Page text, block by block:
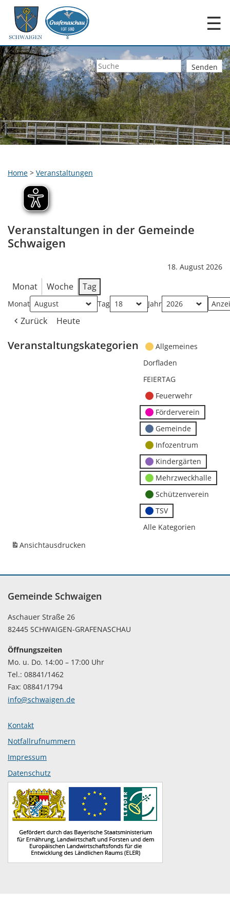
☰
Home > Veranstaltungen
Veranstaltungen in der Gemeinde
Schwaigen
18. August 2026
Monat Woche Tag
Monat Tag Jahr
Zurück Heute
Veranstaltungskategorien
Allgemeines
Dorfladen
FEIERTAG
Feuerwehr
Förderverein
Gemeinde
Infozentrum
Kindergärten
Mehrzweckhalle
Schützenverein
TSV
Alle Kategorien
Ansichtausdrucken
Gemeinde Schwaigen
Aschauer Straße 26
82445 SCHWAIGEN-GRAFENASCHAU
Öffnungszeiten
Mo. u. Do. 14:00 – 17:00 Uhr
Tel.: 08841/1462
Fax: 08841/1794
info@schwaigen.de
Kontakt
Notfallrufnummern
Impressum
Datenschutz